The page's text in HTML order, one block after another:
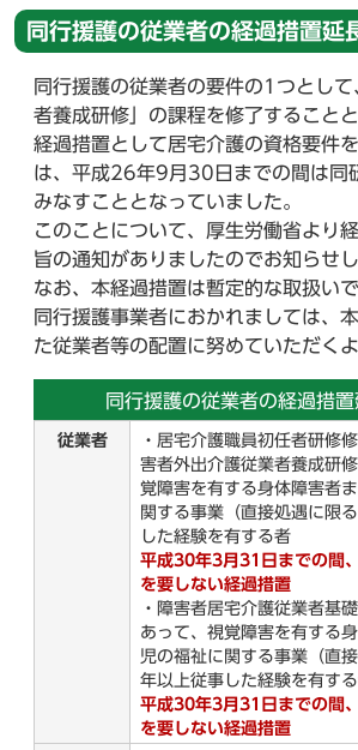
同行援護の従業者の経過措置延
同行援護の従業者の要件の1つとし
者養成研修」の課程を修了すること
経過措置として居宅介護の資格要件
は、平成26年9月30日までの間は同
みなすこととなっていました。
このことについて、厚生労働省より
旨の通知がありましたのでお知らせし
なお、本経過措置は暫定的な取扱い
同行援護事業者におかれましては、
た従業者等の配置に努めていただく
同行援護の従業者の経過措
従業者
・居宅介護職員初任者研修
害者外出介護従業者養成研
覚障害を有する身体障害者
関する事業（直接処遇に限
した経験を有する者
平成30年3月31日までの間
を要しない経過措置
・障害者居宅介護従業者基
あって、視覚障害を有する
児の福祉に関する事業（直
年以上従事した経験を有す
平成30年3月31日までの間
を要しない経過措置